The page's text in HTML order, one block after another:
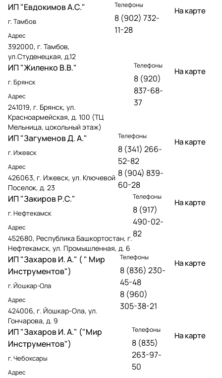
ИП "Евдокимов А.С."
г. Тамбов
Адрес
392000, г. Тамбов,
ул.Студенецкая, д.12
Телефоны
8 (902) 732-
11-28
На карте
ИП "Жиленко В.В."
г. Брянск
Адрес
241019, г. Брянск, ул.
Красноармейская, д. 100 (ТЦ
Мельница, цокольный этаж)
Телефоны
8 (920)
837-68-
37
На карте
ИП "Загуменов Д. А."
г. Ижевск
Адрес
426063, г. Ижевск, ул. Ключевой
Поселок, д. 23
Телефоны
8 (341) 266-
52-82
8 (904) 839-
60-28
На карте
ИП "Закиров Р.С."
г. Нефтекамск
Адрес
452680, Республика Башкортостан, г.
Нефтекамск, ул. Промышленная, д. 6
Телефоны
8 (917)
490-02-
82
На карте
ИП "Захаров И. А." ( " Мир
Инструментов")
г. Йошкар-Ола
Адрес
424006, г. Йошкар-Ола, ул.
Гончарова, д. 9
Телефоны
8 (836) 230-
45-48
8 (960)
305-38-21
На карте
ИП "Захаров И. А." ("Мир
Инструментов")
г. Чебоксары
Адрес
Телефоны
8 (835)
263-97-
50
На карте